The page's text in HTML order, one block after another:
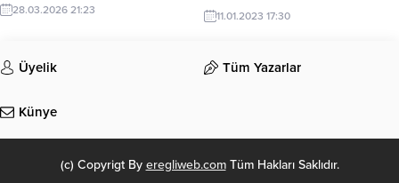
28.03.2026 21:23
11.01.2023 17:30
Üyelik Tüm Yazarlar
Künye
(c) Copyrigt By eregliweb.com Tüm Hakları Saklıdır.